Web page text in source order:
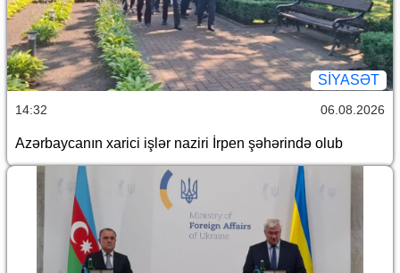
SİYASƏT
14:32 06.08.2026
Azərbaycanın xarici işlər naziri İrpen şəhərində olub